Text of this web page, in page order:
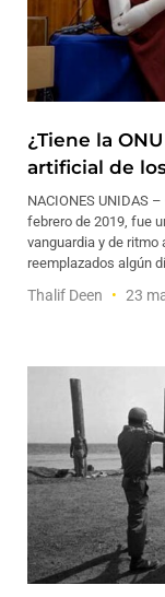
¿Tiene la
artificial de
NACIONES UNIDAS
febrero de 2019, fue
vanguardia y de ritmo
reemplazados algún
Thalif Deen 23